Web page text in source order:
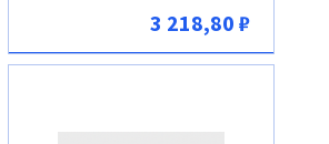
В корзину
3 218,80 ₽